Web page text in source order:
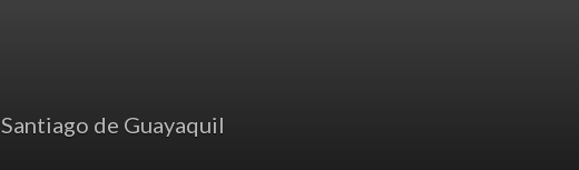
Santiago de Guayaquil